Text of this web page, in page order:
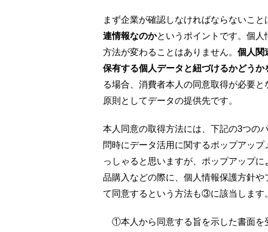
まず企業が確認しなければならないこと
連情報なのかというポイントです。個
方法が変わることはありません。 個人関
保有する個人データと紐づけるかどうか
る場合、消費者本人の同意取得が必要
原則としてデータの提供先です。
本人同意の取得方法には、下記の3つの
問時にデータ活用に関するポップアッ
っしゃると思いますが、ポップアップ
品購入などの際に、個人情報保護方針
て同意するという方法も③に該当します
①本人から同意する旨を示した書面を